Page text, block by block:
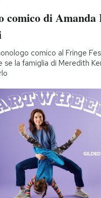
comico di Amanda
comico al Fringe
se la famiglia di Meredith